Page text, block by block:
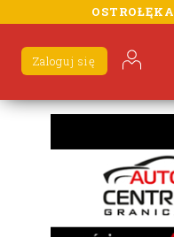
OSTROŁĘKA
Zaloguj się